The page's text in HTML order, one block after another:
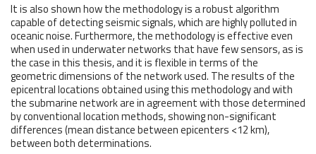
It is also shown how the methodology is a robust algorithm
capable of detecting seismic signals, which are highly polluted in
oceanic noise. Furthermore, the methodology is effective even
when used in underwater networks that have few sensors, as is
the case in this thesis, and it is flexible in terms of the
geometric dimensions of the network used. The results of the
epicentral locations obtained using this methodology and with
the submarine network are in agreement with those determined
by conventional location methods, showing non-significant
differences (mean distance between epicenters <12 km),
between both determinations.